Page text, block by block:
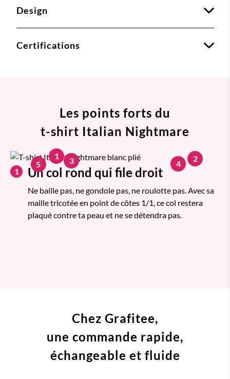
Design
Certifications
Les points forts du
t-shirt Italian Nightmare
1 Un col rond qui file droit
Ne baille pas, ne gondole pas, ne roulotte pas. Avec sa
maille tricotée en point de côtes 1/1, ce col restera
plaqué contre ta peau et ne se détendra pas.
1 2
3 4
5
Chez Grafitee,
une commande rapide,
échangeable et fluide